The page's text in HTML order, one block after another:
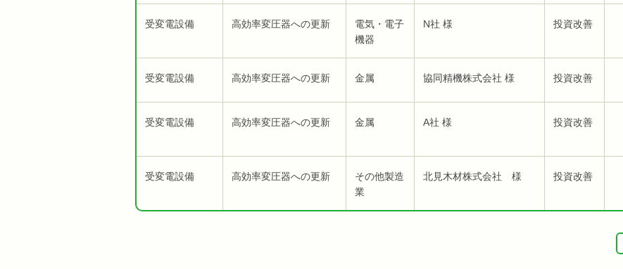
受変電設備 高効率変圧器への更新
電気・電子
機器
N社 様 投資改善
受変電設備 高効率変圧器への更新 金属 協同精機株式会社 様 投資改善
受変電設備 高効率変圧器への更新 金属 A社 様 投資改善
受変電設備 高効率変圧器への更新
その他製造
業
北見木材株式会社 様 投資改善